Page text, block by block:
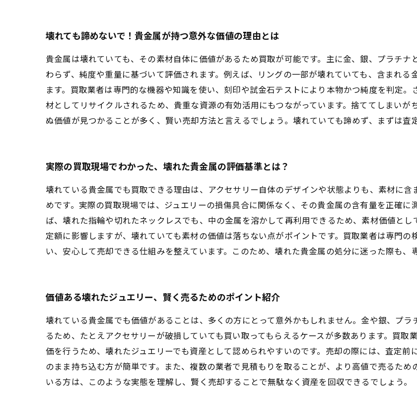
壊れても諦めないで！貴金属が持つ意外な価値の理由とは
貴金属は壊れていても、その素材自体に価値があるため買取が可能です。主に金、銀、プラチ
わらず、純度や重量に基づいて評価されます。例えば、リングの一部が壊れていても、含まれ
ます。買取業者は専門的な機器や知識を使い、刻印や試金石テストにより本物かつ純度を判定
材としてリサイクルされるため、貴重な資源の有効活用にもつながっています。捨ててしまい
ぬ価値が見つかることが多く、賢い売却方法と言えるでしょう。壊れていても諦めず、まずは査
実際の買取現場でわかった、壊れた貴金属の評価基準とは？
壊れている貴金属でも買取できる理由は、アクセサリー自体のデザインや状態よりも、素材に
めです。実際の買取現場では、ジュエリーの損傷具合に関係なく、その貴金属の含有量を正確
ば、壊れた指輪や切れたネックレスでも、中の金属を溶かして再利用できるため、素材価値と
定額に影響しますが、壊れていても素材の価値は落ちない点がポイントです。買取業者は専門
い、安心して売却できる仕組みを整えています。このため、壊れた貴金属の処分に迷った際も、
価値ある壊れたジュエリー、賢く売るためのポイント紹介
壊れている貴金属でも価値があることは、多くの方にとって意外かもしれません。金や銀、プ
るため、たとえアクセサリーが破損していても買い取ってもらえるケースが多数あります。買
価を行うため、壊れたジュエリーでも資産として認められやすいのです。売却の際には、査定
のまま持ち込む方が簡単です。また、複数の業者で見積もりを取ることが、より高値で売るた
いる方は、このような実態を理解し、賢く売却することで無駄なく資産を回収できるでしょう。